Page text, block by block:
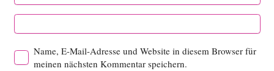
Name, E-Mail-Adresse und Website in diesem Browser für
meinen nächsten Kommentar speichern.